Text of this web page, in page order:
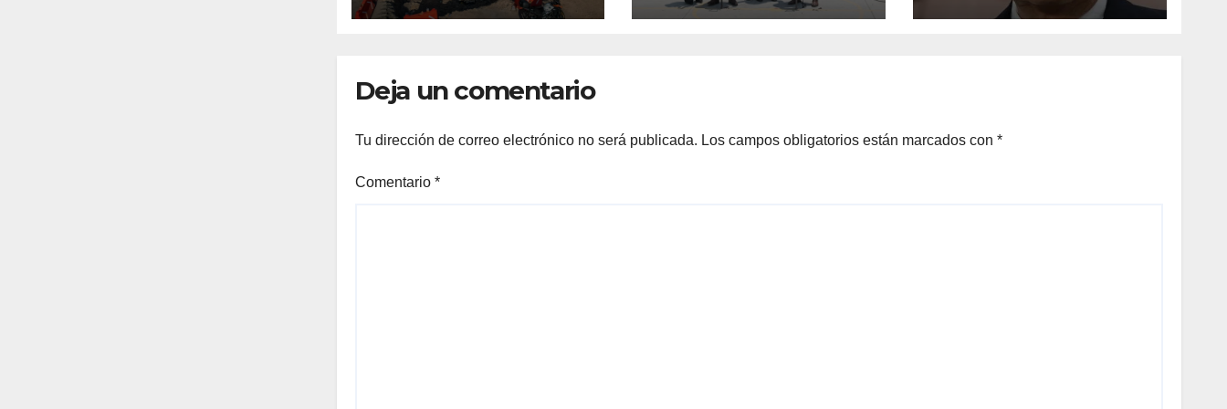
REVOLUCIÓN
PROPIEDAD A
DOMO EN CARLOS
plantea Raúl
Deja un comentario
Tu dirección de correo electrónico no será publicada. Los campos obligatorios están marcados con *
Comentario *